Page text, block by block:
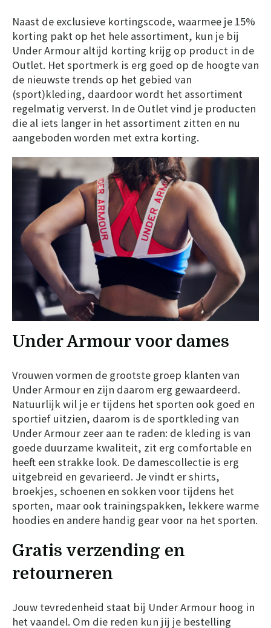
Naast de exclusieve kortingscode, waarmee je 15%
korting pakt op het hele assortiment, kun je bij
Under Armour altijd korting krijg op product in de
Outlet. Het sportmerk is erg goed op de hoogte van
de nieuwste trends op het gebied van
(sport)kleding, daardoor wordt het assortiment
regelmatig ververst. In de Outlet vind je producten
die al iets langer in het assortiment zitten en nu
aangeboden worden met extra korting.
Under Armour voor dames
Vrouwen vormen de grootste groep klanten van
Under Armour en zijn daarom erg gewaardeerd.
Natuurlijk wil je er tijdens het sporten ook goed en
sportief uitzien, daarom is de sportkleding van
Under Armour zeer aan te raden: de kleding is van
goede duurzame kwaliteit, zit erg comfortable en
heeft een strakke look. De damescollectie is erg
uitgebreid en gevarieerd. Je vindt er shirts,
broekjes, schoenen en sokken voor tijdens het
sporten, maar ook trainingspakken, lekkere warme
hoodies en andere handig gear voor na het sporten.
Gratis verzending en
retourneren
Jouw tevredenheid staat bij Under Armour hoog in
het vaandel. Om die reden kun jij je bestelling